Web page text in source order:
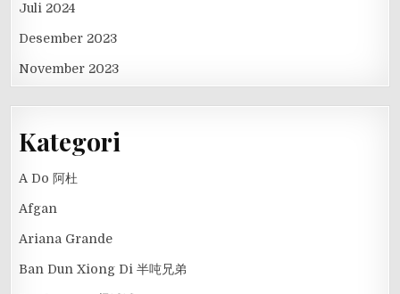
Juli 2024
Desember 2023
November 2023
Kategori
A Do 阿杜
Afgan
Ariana Grande
Ban Dun Xiong Di 半吨兄弟